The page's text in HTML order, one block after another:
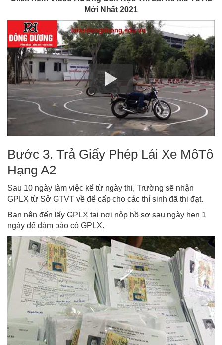
Mới Nhất 2021
Bước 3. Trả Giấy Phép Lái Xe MôTô
Hạng A2
Sau 10 ngày làm việc kể từ ngày thi, Trường sẽ nhận
GPLX từ Sở GTVT về để cấp cho các thí sinh đã thi đạt.
Bạn nên đến lấy GPLX tại nơi nộp hồ sơ sau ngày hẹn 1
ngày để đảm bảo có GPLX.